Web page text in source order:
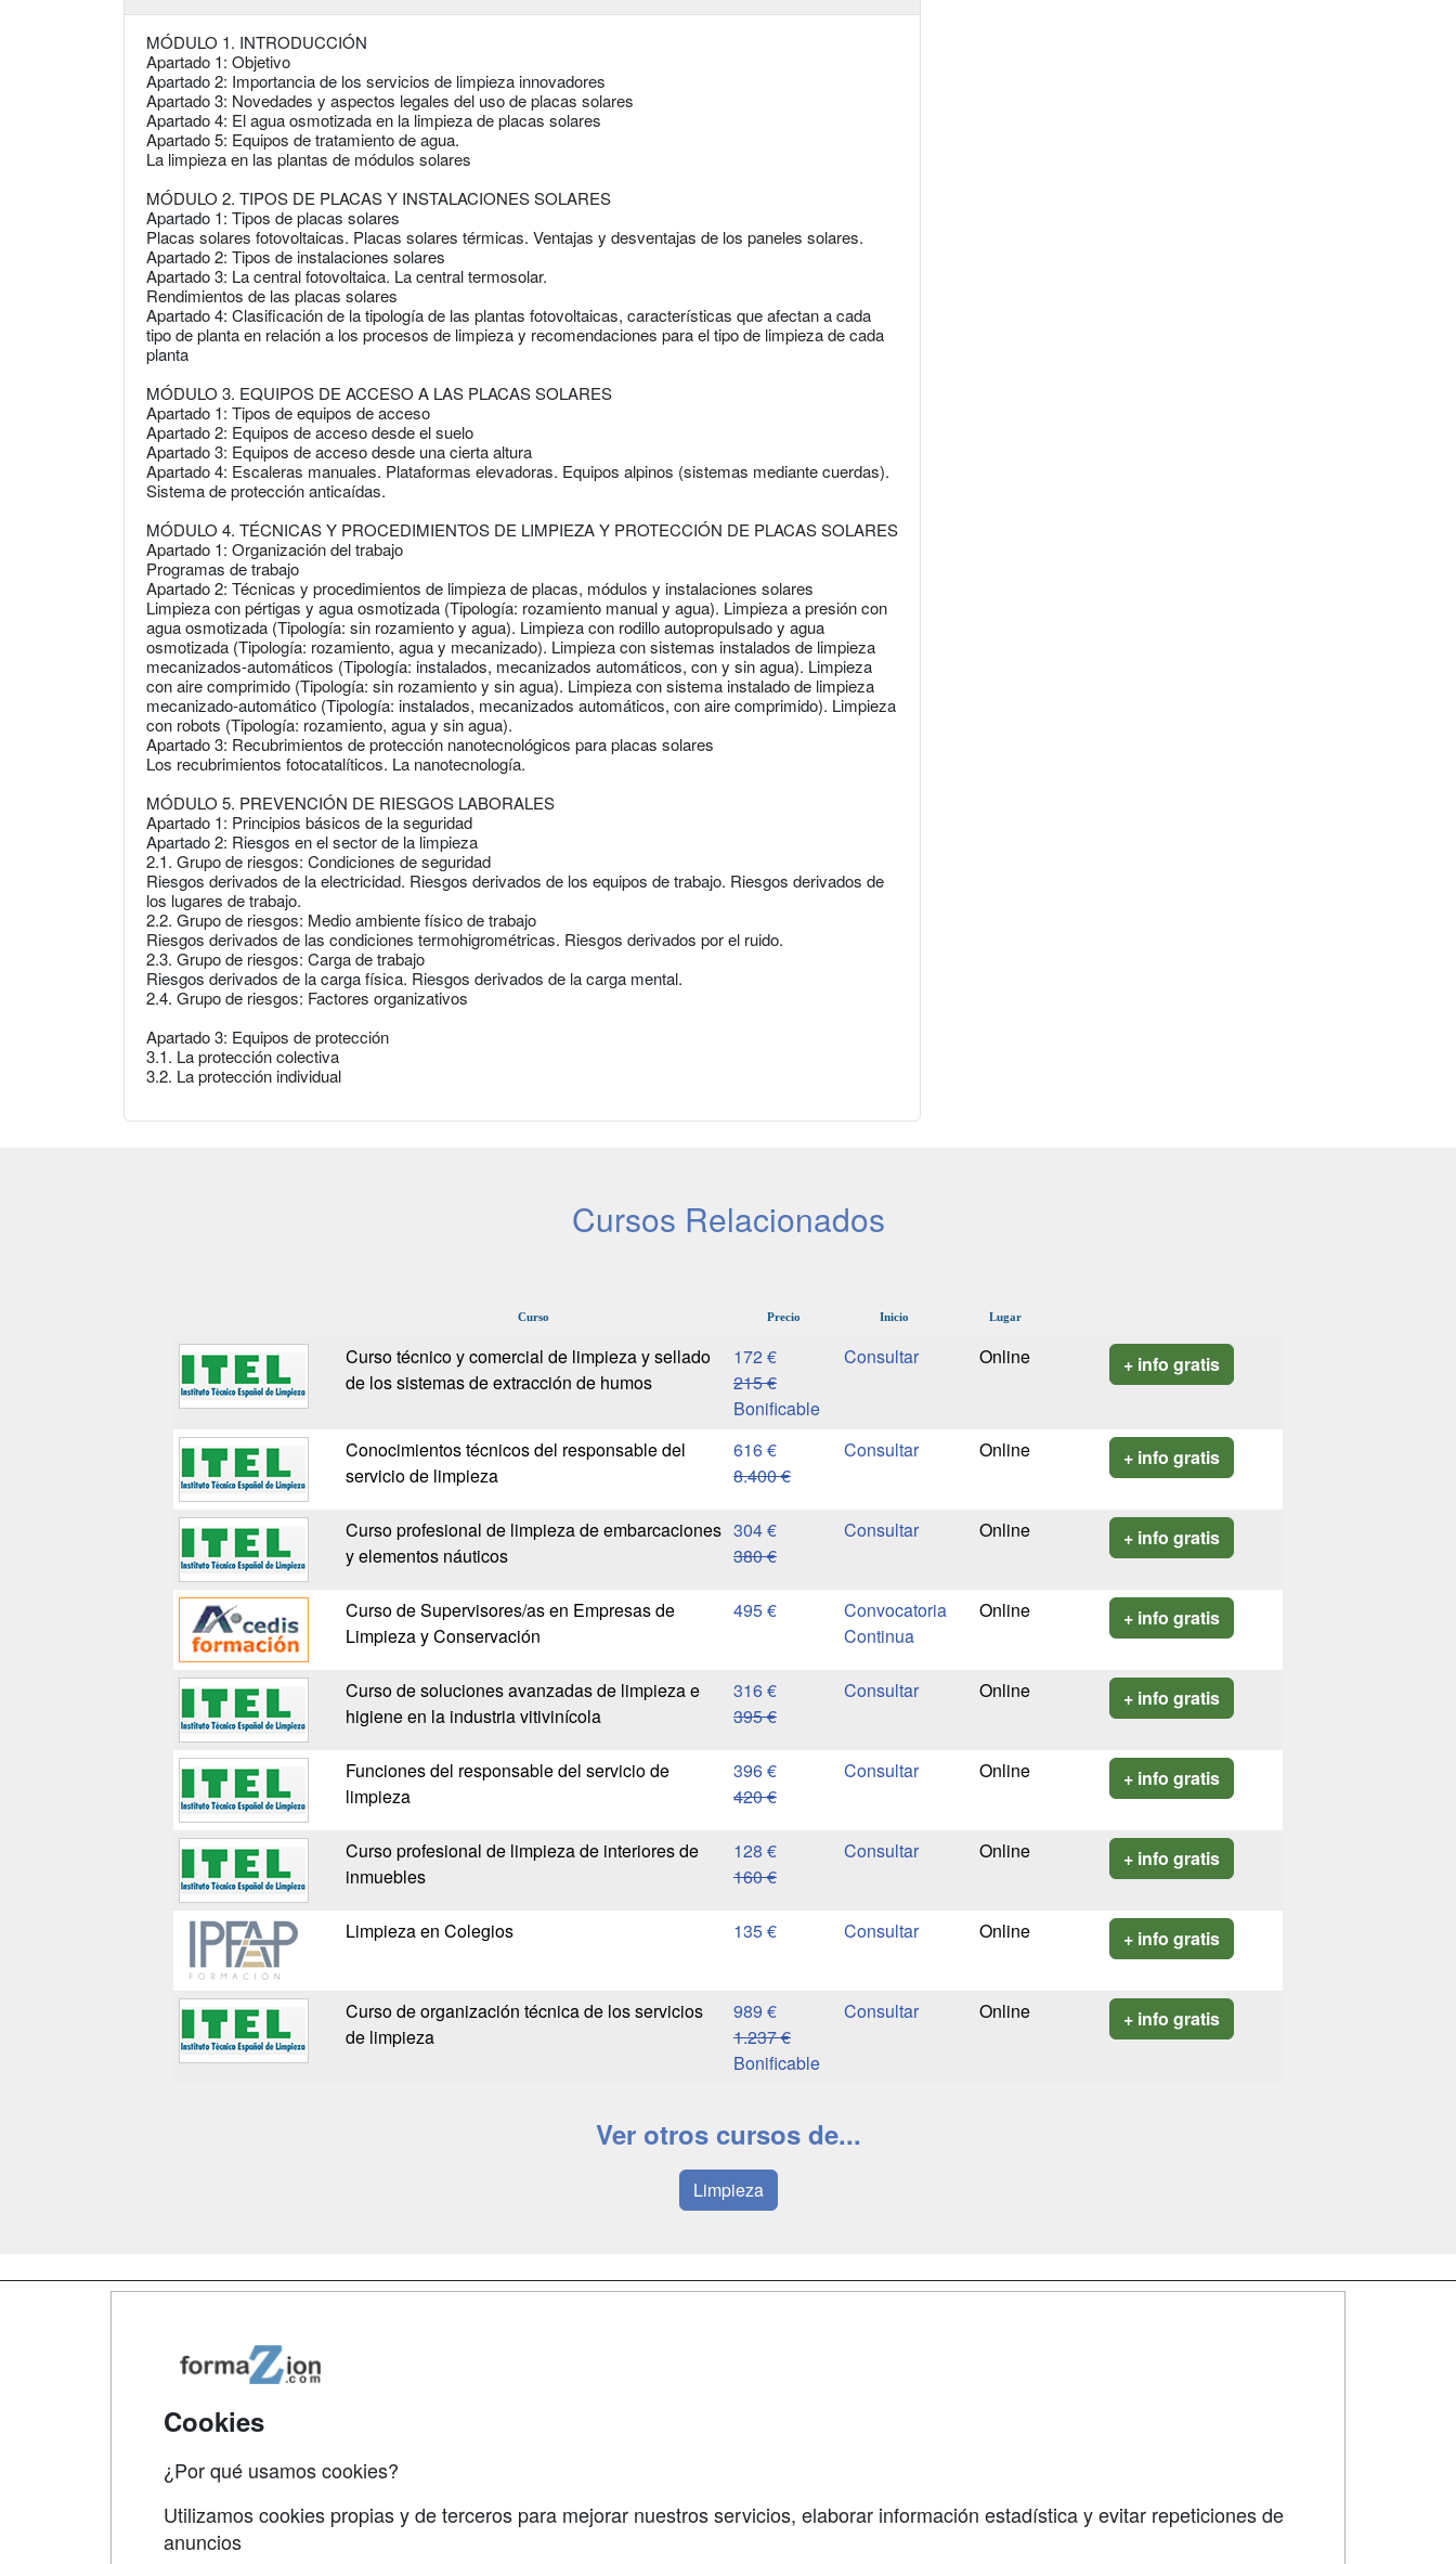
MÓDULO 1. INTRODUCCIÓN
Apartado 1: Objetivo
Apartado 2: Importancia de los servicios de limpieza innovadores
Apartado 3: Novedades y aspectos legales del uso de placas solares
Apartado 4: El agua osmotizada en la limpieza de placas solares
Apartado 5: Equipos de tratamiento de agua.
La limpieza en las plantas de módulos solares
MÓDULO 2. TIPOS DE PLACAS Y INSTALACIONES SOLARES
Apartado 1: Tipos de placas solares
Placas solares fotovoltaicas. Placas solares térmicas. Ventajas y desventajas de los paneles solares.
Apartado 2: Tipos de instalaciones solares
Apartado 3: La central fotovoltaica. La central termosolar.
Rendimientos de las placas solares
Apartado 4: Clasificación de la tipología de las plantas fotovoltaicas, características que afectan a cada
tipo de planta en relación a los procesos de limpieza y recomendaciones para el tipo de limpieza de cada
planta
MÓDULO 3. EQUIPOS DE ACCESO A LAS PLACAS SOLARES
Apartado 1: Tipos de equipos de acceso
Apartado 2: Equipos de acceso desde el suelo
Apartado 3: Equipos de acceso desde una cierta altura
Apartado 4: Escaleras manuales. Plataformas elevadoras. Equipos alpinos (sistemas mediante cuerdas).
Sistema de protección anticaídas.
MÓDULO 4. TÉCNICAS Y PROCEDIMIENTOS DE LIMPIEZA Y PROTECCIÓN DE PLACAS SOLARES
Apartado 1: Organización del trabajo
Programas de trabajo
Apartado 2: Técnicas y procedimientos de limpieza de placas, módulos y instalaciones solares
Limpieza con pértigas y agua osmotizada (Tipología: rozamiento manual y agua). Limpieza a presión con
agua osmotizada (Tipología: sin rozamiento y agua). Limpieza con rodillo autopropulsado y agua
osmotizada (Tipología: rozamiento, agua y mecanizado). Limpieza con sistemas instalados de limpieza
mecanizados-automáticos (Tipología: instalados, mecanizados automáticos, con y sin agua). Limpieza
con aire comprimido (Tipología: sin rozamiento y sin agua). Limpieza con sistema instalado de limpieza
mecanizado-automático (Tipología: instalados, mecanizados automáticos, con aire comprimido). Limpieza
con robots (Tipología: rozamiento, agua y sin agua).
Apartado 3: Recubrimientos de protección nanotecnológicos para placas solares
Los recubrimientos fotocatalíticos. La nanotecnología.
MÓDULO 5. PREVENCIÓN DE RIESGOS LABORALES
Apartado 1: Principios básicos de la seguridad
Apartado 2: Riesgos en el sector de la limpieza
2.1. Grupo de riesgos: Condiciones de seguridad
Riesgos derivados de la electricidad. Riesgos derivados de los equipos de trabajo. Riesgos derivados de
los lugares de trabajo.
2.2. Grupo de riesgos: Medio ambiente físico de trabajo
Riesgos derivados de las condiciones termohigrométricas. Riesgos derivados por el ruido.
2.3. Grupo de riesgos: Carga de trabajo
Riesgos derivados de la carga física. Riesgos derivados de la carga mental.
2.4. Grupo de riesgos: Factores organizativos
Apartado 3: Equipos de protección
3.1. La protección colectiva
3.2. La protección individual
Cursos Relacionados
Curso Precio Inicio Lugar
Curso técnico y comercial de limpieza y sellado
de los sistemas de extracción de humos
172 €
215 €
Bonificable
Online + info gratis
Conocimientos técnicos del responsable del
servicio de limpieza
616 €
8.400 €
Online + info gratis
Curso profesional de limpieza de embarcaciones
y elementos náuticos
304 €
380 €
Online + info gratis
Curso de Supervisores/as en Empresas de
Limpieza y Conservación
495 €
Convocatoria
Continua
Online + info gratis
Curso de soluciones avanzadas de limpieza e
higiene en la industria vitivinícola
316 €
395 €
Online + info gratis
Funciones del responsable del servicio de
limpieza
396 €
420 €
Online + info gratis
Curso profesional de limpieza de interiores de
inmuebles
128 €
160 €
Online + info gratis
Limpieza en Colegios 135 € Online + info gratis
Curso de organización técnica de los servicios
de limpieza
989 €
1.237 €
Bonificable
Online + info gratis
Ver otros cursos de...
Limpieza
Cookies
¿Por qué usamos cookies?
Utilizamos cookies propias y de terceros para mejorar nuestros servicios, elaborar información estadística y evitar repeticiones de
anuncios